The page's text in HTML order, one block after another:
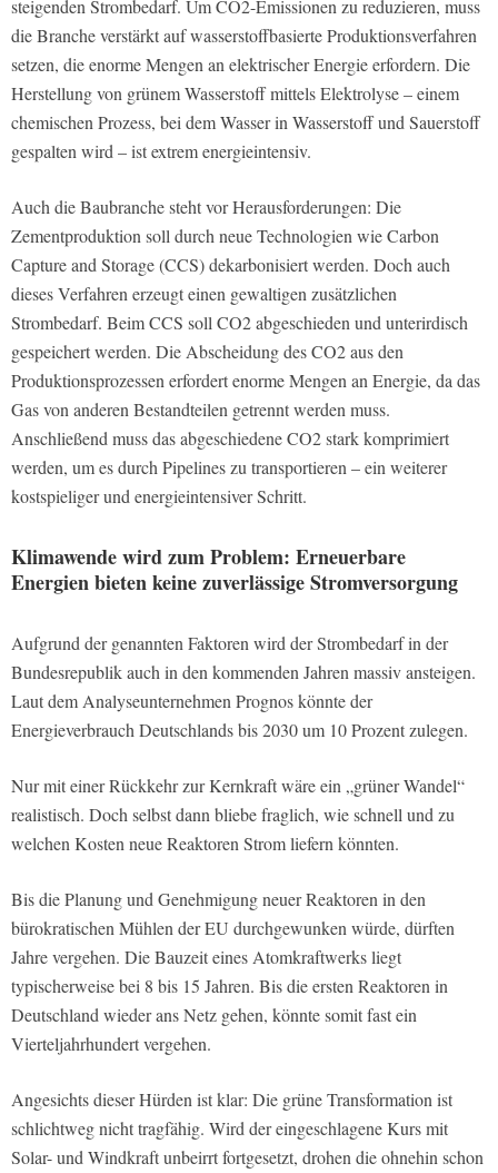
steigenden Strombedarf. Um CO2-Emissionen zu reduzieren, muss
die Branche verstärkt auf wasserstoffbasierte Produktionsverfahren
setzen, die enorme Mengen an elektrischer Energie erfordern. Die
Herstellung von grünem Wasserstoff mittels Elektrolyse – einem
chemischen Prozess, bei dem Wasser in Wasserstoff und Sauerstoff
gespalten wird – ist extrem energieintensiv.
Auch die Baubranche steht vor Herausforderungen: Die
Zementproduktion soll durch neue Technologien wie Carbon
Capture and Storage (CCS) dekarbonisiert werden. Doch auch
dieses Verfahren erzeugt einen gewaltigen zusätzlichen
Strombedarf. Beim CCS soll CO2 abgeschieden und unterirdisch
gespeichert werden. Die Abscheidung des CO2 aus den
Produktionsprozessen erfordert enorme Mengen an Energie, da das
Gas von anderen Bestandteilen getrennt werden muss.
Anschließend muss das abgeschiedene CO2 stark komprimiert
werden, um es durch Pipelines zu transportieren – ein weiterer
kostspieliger und energieintensiver Schritt.
Klimawende wird zum Problem: Erneuerbare
Energien bieten keine zuverlässige Stromversorgung
Aufgrund der genannten Faktoren wird der Strombedarf in der
Bundesrepublik auch in den kommenden Jahren massiv ansteigen.
Laut dem Analyseunternehmen Prognos könnte der
Energieverbrauch Deutschlands bis 2030 um 10 Prozent zulegen.
Nur mit einer Rückkehr zur Kernkraft wäre ein „grüner Wandel“
realistisch. Doch selbst dann bliebe fraglich, wie schnell und zu
welchen Kosten neue Reaktoren Strom liefern könnten.
Bis die Planung und Genehmigung neuer Reaktoren in den
bürokratischen Mühlen der EU durchgewunken würde, dürften
Jahre vergehen. Die Bauzeit eines Atomkraftwerks liegt
typischerweise bei 8 bis 15 Jahren. Bis die ersten Reaktoren in
Deutschland wieder ans Netz gehen, könnte somit fast ein
Vierteljahrhundert vergehen.
Angesichts dieser Hürden ist klar: Die grüne Transformation ist
schlichtweg nicht tragfähig. Wird der eingeschlagene Kurs mit
Solar- und Windkraft unbeirrt fortgesetzt, drohen die ohnehin schon